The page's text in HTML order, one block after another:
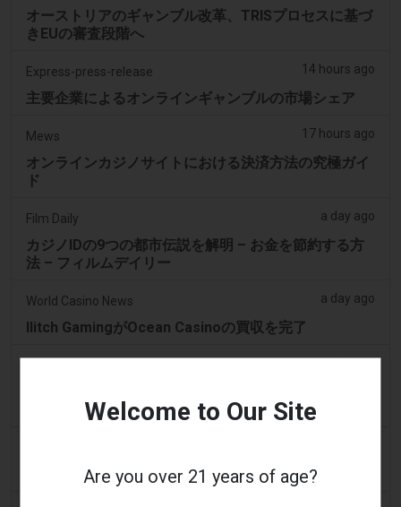
オーストリアのギャンブル改革、TRISプロセスに基づ
きEUの審査段階へ
Express-press-release 14 hours ago
主要企業によるオンラインギャンブルの市場シェア
Mews 17 hours ago
オンラインカジノサイトにおける決済方法の究極ガイ
ド
Film Daily a day ago
カジノIDの9つの都市伝説を解明 – お金を節約する方
法 – フィルムデイリー
World Casino News a day ago
Ilitch GamingがOcean Casinoの買収を完了
a day ago
NYSが違法なギャンブル運営の疑いでKalshiを提訴
Welcome to Our Site
Are you over 21 years of age?